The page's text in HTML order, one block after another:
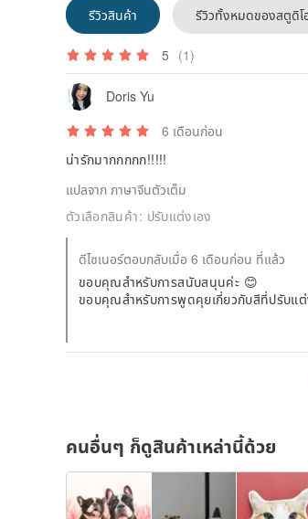
รีวิวสินค้า รีวิวทั้งหมดของสตูดิโ
5 (1)
Doris Yu
6 เดือนก่อน
น่ารักมากกกกก!!!!!
แปลจาก ภาษาจีนตัวเต็ม
ตัวเลือกสินค้า: ปรับแต่งเอง
ดีไซเนอร์ตอบกลับเมื่อ 6 เดือนก่อน ที่แล้ว
ขอบคุณสำหรับการสนับสนุนค่ะ 😊
ขอบคุณสำหรับการพูดคุยเกี่ยวกับสีที่ปรับแต่
คนอื่นๆ ก็ดูสินค้าเหล่านี้ด้วย